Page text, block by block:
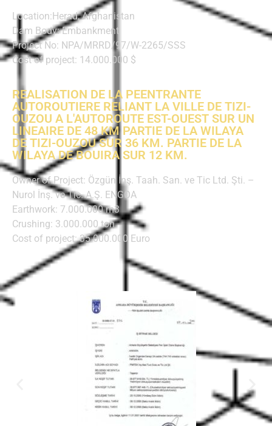
Location:Herad, Afghanistan
Dam Body: Embankment
Project No: NPA/MRRD/97/W-2265/SSS
Cost of project: 14.000.000 $
REALISATION DE LA PEENTRANTE
AUTOROUTIERE RELIANT LA VILLE DE TIZI-
OUZOU A L'AUTOROUTE EST-OUEST SUR UN
LINEAIRE DE 48 KM PARTIE DE LA WILAYA
DE TIZI-OUZOU SUR 36 KM. PARTIE DE LA
WILAYA DE BOUIRA SUR 12 KM.
Owner of Project: Özgün İnş. Taah. San. ve Tic Ltd. Şti. –
Nurol İnş. ve Tic. A.Ş. ENGOA
Earthwork: 7.000.000 m3
Crushing: 3.000.000 ton
Cost of project: 35.000.000 Euro